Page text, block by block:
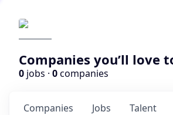
Companies you’ll love
0 jobs · 0companies
Jobs
Companies Talent